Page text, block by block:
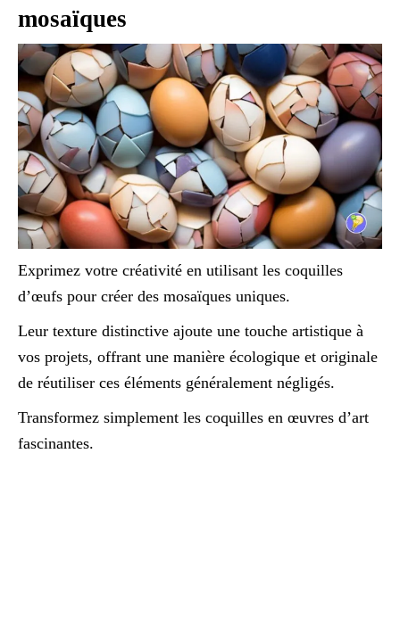
mosaïques
Exprimez votre créativité en utilisant les coquilles
d’œufs pour créer des mosaïques uniques.
Leur texture distinctive ajoute une touche artistique à
vos projets, offrant une manière écologique et originale
de réutiliser ces éléments généralement négligés.
Transformez simplement les coquilles en œuvres d’art
fascinantes.